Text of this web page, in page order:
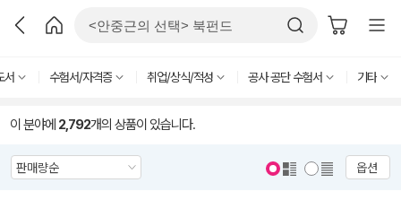
서 수험서/자격증 취업/상식/적성 공사 공단 수험서 기타
이 분야에 2,792개의 상품이 있습니다.
옵션